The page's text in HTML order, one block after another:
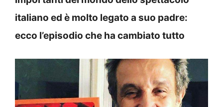
italiano ed è molto legato a suo padre:
ecco l’episodio che ha cambiato tutto